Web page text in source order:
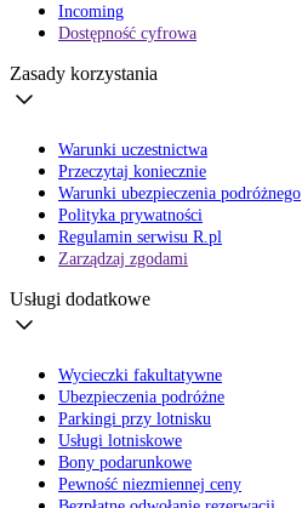
Incoming
Dostępność cyfrowa
Zasady korzystania
Warunki uczestnictwa
Przeczytaj koniecznie
Warunki ubezpieczenia podróżnego
Polityka prywatności
Regulamin serwisu R.pl
Zarządzaj zgodami
Usługi dodatkowe
Wycieczki fakultatywne
Ubezpieczenia podróżne
Parkingi przy lotnisku
Usługi lotniskowe
Bony podarunkowe
Pewność niezmiennej ceny